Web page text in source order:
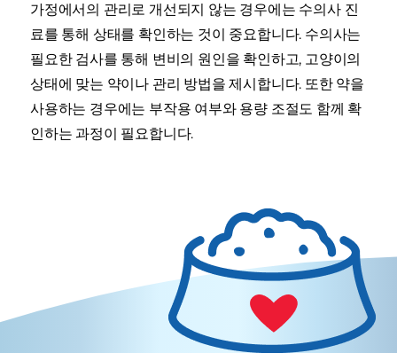
가정에서의 관리로 개선되지 않는 경우에는 수의사 진
료를 통해 상태를 확인하는 것이 중요합니다. 수의사는
필요한 검사를 통해 변비의 원인을 확인하고, 고양이의
상태에 맞는 약이나 관리 방법을 제시합니다. 또한 약을
사용하는 경우에는 부작용 여부와 용량 조절도 함께 확
인하는 과정이 필요합니다.